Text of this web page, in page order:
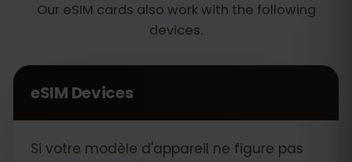
Our eSIM cards also work with the following
devices.
eSIM Devices
Si votre modèle d'appareil ne figure pas